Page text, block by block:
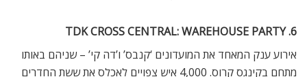
6. TDK CROSS CENTRAL: WAREHOUSE PARTY
אירוע ענק המאחד את המועדונים ‘קנבס’ ו’דה קי’ – שניהם באותו
מתחם בקינגס קרוס. 4,000 איש צפויים לאכלס את ששת החדרים